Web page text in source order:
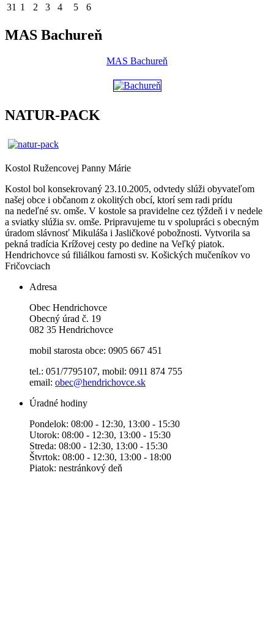
31 1 2 3 4 5 6
MAS Bachureň
MAS Bachureň
NATUR-PACK
Kostol Ružencovej Panny Márie
Kostol bol konsekrovaný 23.10.2005, odvtedy slúži obyvateľom
našej obce i občanom z okolitých obcí, ktorí sem radi prídu
na nedeľné sv. omše. V kostole sa pravidelne cez týždeň i v nedele
a sviatky slúžia sv. omše. Pripravujeme tu v spolupráci s obecným
úradom slávnosť Mikuláša i Jasličkové pobožnosti. Vytvorila sa
pekná tradícia Krížovej cesty po dedine na Veľký piatok.
Hendrichovce sú filiálkou farnosti sv. Košických mučeníkov vo
Fričovciach
Adresa
Obec Hendrichovce
Obecný úrad č. 19
082 35 Hendrichovce
mobil starosta obce: 0905 667 451
tel.: 051/7795107, mobil: 0911 874 755
email: obec@hendrichovce.sk
Úradné hodiny
Pondelok: 08:00 - 12:30, 13:00 - 15:30
Utorok: 08:00 - 12:30, 13:00 - 15:30
Streda: 08:00 - 12:30, 13:00 - 15:30
Štvrtok: 08:00 - 12:30, 13:00 - 18:00
Piatok: nestránkový deň